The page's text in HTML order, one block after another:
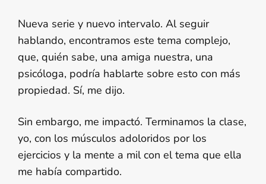
Nueva serie y nuevo intervalo. Al seguir
hablando, encontramos este tema complejo,
que, quién sabe, una amiga nuestra, una
psicóloga, podría hablarte sobre esto con más
propiedad. Sí, me dijo.
Sin embargo, me impactó. Terminamos la clase,
yo, con los músculos adoloridos por los
ejercicios y la mente a mil con el tema que ella
me había compartido.